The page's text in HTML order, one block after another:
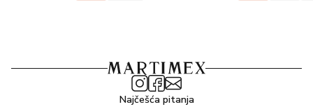
Najčešća pitanja